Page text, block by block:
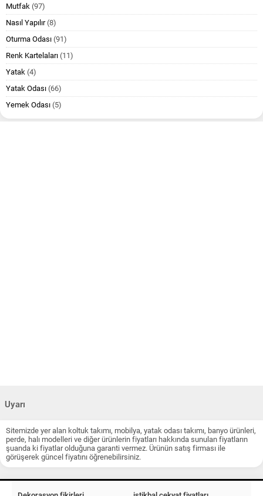
Mutfak (97)
Nasıl Yapılır(8)
Oturma Odası (91)
Renk Kartelaları (11)
Yatak (4)
Yatak Odası (66)
Yemek Odası (5)
Uyarı
Sitemizde yer alan koltuk takımı, mobilya, yatak odası takımı, banyo ürünleri,
perde, halı modelleri ve diğer ürünlerin fiyatları hakkında sunulan fiyatların
şuanda ki fiyatlar olduğuna garanti vermez. Ürünün satış firması ile
görüşerek güncel fiyatını öğrenebilirsiniz.